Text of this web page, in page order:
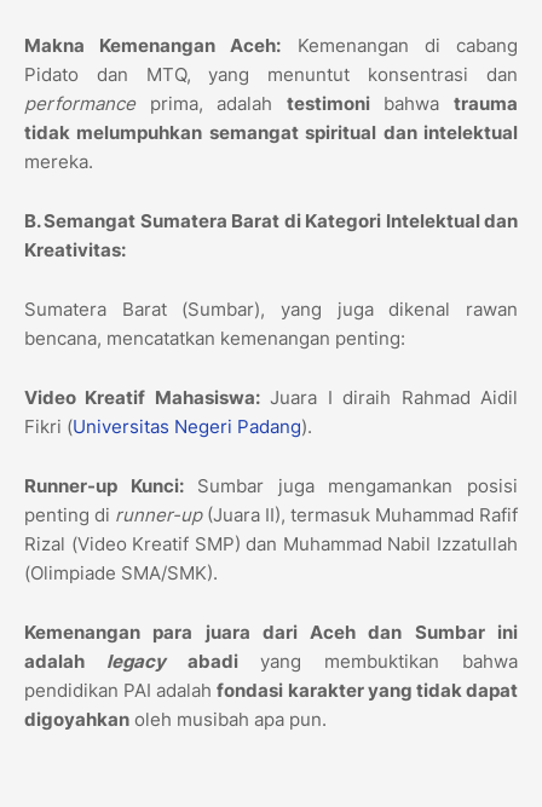
Makna Kemenangan Aceh: Kemenangan di cabang
Pidato dan MTQ, yang menuntut konsentrasi dan
performanceprima, adalah testimonibahwatrauma
tidak melumpuhkan semangat spiritual dan intelektual
mereka.
B. Semangat Sumatera Barat di Kategori Intelektual dan
Kreativitas:
Sumatera Barat (Sumbar), yang juga dikenal rawan
bencana, mencatatkan kemenangan penting:
Video Kreatif Mahasiswa:Juara I diraih Rahmad Aidil
Fikri (Universitas Negeri Padang).
Runner-up Kunci:Sumbar juga mengamankan posisi
penting di runner-up(Juara II), termasuk Muhammad Rafif
Rizal (Video Kreatif SMP) dan Muhammad Nabil Izzatullah
(Olimpiade SMA/SMK).
Kemenangan para juara dari Aceh dan Sumbar ini
adalah legacyabadiyang membuktikan bahwa
pendidikan PAI adalahfondasi karakter yang tidak dapat
digoyahkan oleh musibah apa pun.